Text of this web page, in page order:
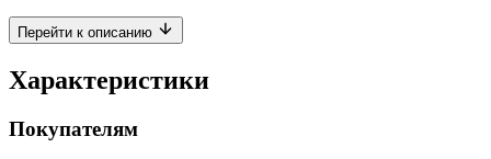
Перейти к описанию
Характеристики
Покупателям